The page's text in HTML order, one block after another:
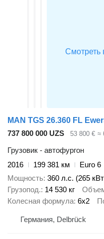
737 800 000 UZS 53 800 € ≈
Грузовик - автофургон
2016
199 381 км
Euro 6
Мощность 360 л.с. (265
Грузопод. 14 530 кг
Колесная формула 6x2
Германия, Delbrück